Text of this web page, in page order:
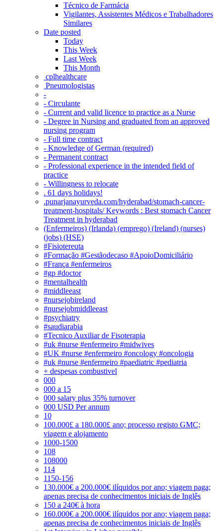
Técnico de Farmácia
Vigilantes, Assistentes Médicos e Trabalhadores
Similares
Date posted
Today
This Week
Last Week
This Month
‎ cplhealthcare‬
Pneumologistas
-
- Circulante
- Current and valid licence to practice as a Nurse
- Degree in Nursing and graduated from an approved
nursing program
- Full time contract
- Knowledge of German (required)
- Permanent contract
- Professional experience in the intended field of
practice
- Willingness to relocate
. 61 days holidays!
.punarjanayurveda.com/hyderabad/stomach-cancer-
treatment-hospitals/ Keywords : Best stomach Cancer
Treatment in hyderabad
(Enfermeiros) (Irlanda) (emprego) (Ireland) (nurses)
(jobs) (HSE)
#Fisiotereuta
#Formação #Gestãodecaso #ApoioDomiciliário
#França #enfermeiros
#gp #doctor
#mentalhealth
#middleeast
#nursejobireland
#nursejobmiddleeast
#psychiatry
#saudiarabia
#Tecnico Auxiliar de Fisoterapia
#uk #nurse #enfermeiro #midwives
#UK #nurse #enfermeiro #oncology #oncologia
#uk #nurse #enfermeiro #paediatric #pediatria
+ despesas combustivel
000
000 a 15
000 salary plus 35% turnover
000 USD Per annum
10
100.000£ a 180.000£ ano; processo registo GMC;
viagem e alojamento
1000-1500
108
108000
114
1150-156
130.000€ a 200.000€ ilíquidos por ano; viagem paga;
apenas precisa de conhecimentos iniciais de Inglês
150 a 240€ à hora
160.000€ a 200.000€ ilíquidos por ano; viagem paga;
apenas precisa de conhecimentos iniciais de Inglês